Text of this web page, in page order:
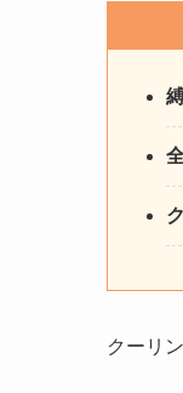
クーリ